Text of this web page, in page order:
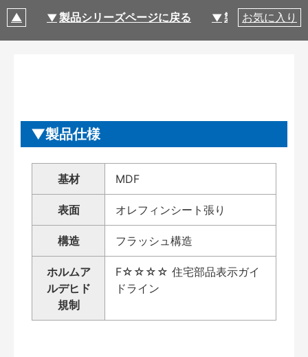
製品シリーズページに戻る 製品仕様
お気に入り
製品仕様
基材 MDF
表面 オレフィンシート張り
構造 フラッシュ構造
ホルムア
ルデヒド
規制
F☆☆☆☆ 住宅部品表示ガイ
ドライン